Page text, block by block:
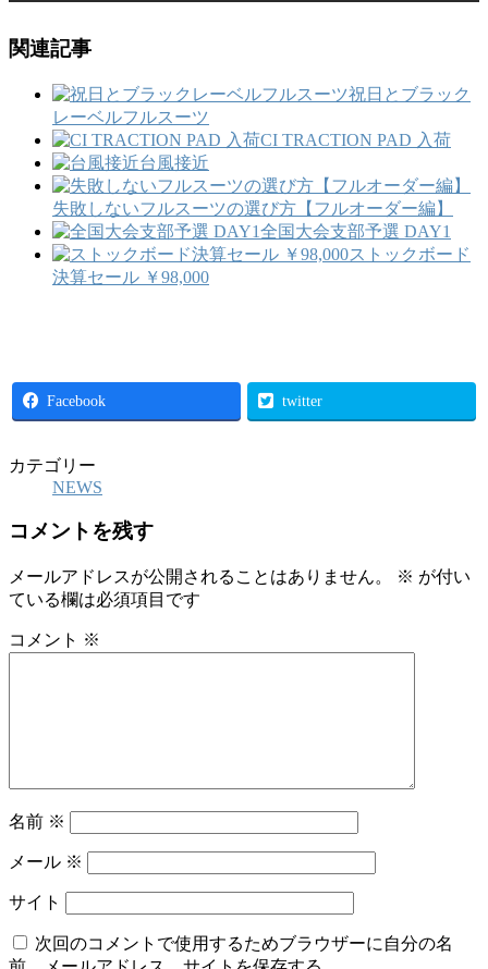
関連記事
祝日とブラック
レーベルフルスーツ
CI TRACTION PAD 入荷
台風接近
失敗しないフルスーツの選び方【フルオーダー編】
全国大会支部予選 DAY1
ストックボード
決算セール ￥98,000
Facebook twitter
カテゴリー
NEWS
コメントを残す
メールアドレスが公開されることはありません。 ※ が付い
ている欄は必須項目です
コメント ※
名前 ※
メール ※
サイト
次回のコメントで使用するためブラウザーに自分の名